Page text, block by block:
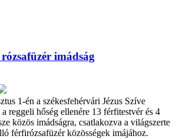
imádság
1-én a székesfehérvári Jézus Szíve
reggeli hőség ellenére 13 férfitestvér és 4
közös imádságra, csatlakozva a világszerte
férfirózsafüzér közösségek imájához.